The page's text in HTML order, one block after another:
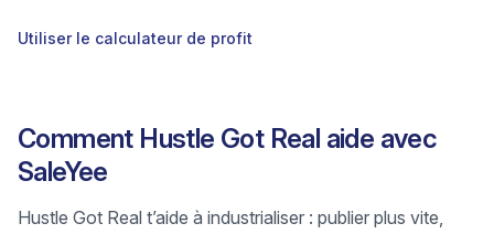
Utiliser le calculateur de profit
Comment Hustle Got Real aide avec
SaleYee
Hustle Got Real t’aide à industrialiser : publier plus vite,